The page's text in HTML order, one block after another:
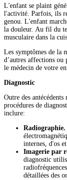
L'enfant se plaint
l'activité. Parfois, ils
genou. L'enfant
la douleur. Au fil du
musculaire dans la
Les symptômes de la
d’autres affections ou
le médecin de votre
Diagnostic
Outre des
procédures de
inclure:
Radiographie.
internes, d'os
Imagerie par
diagnostic
détaillées des